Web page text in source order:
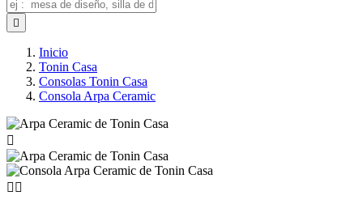

Inicio
Tonin Casa
Consolas Tonin Casa
Consola Arpa Ceramic

 